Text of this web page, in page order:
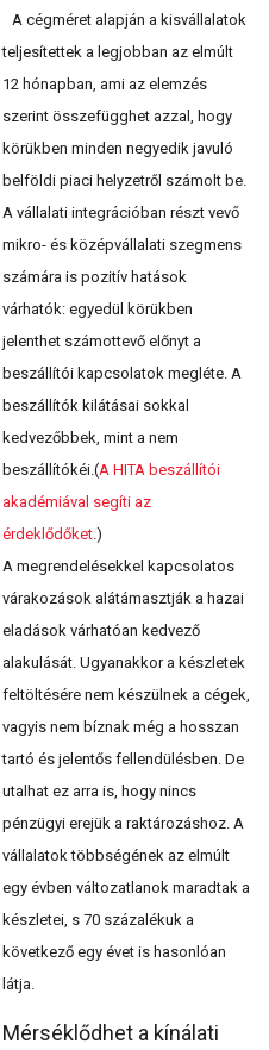
A cégméret alapján a kisvállalatok
teljesítettek a legjobban az elmúlt
12 hónapban, ami az elemzés
szerint összefügghet azzal, hogy
körükben minden negyedik javuló
belföldi piaci helyzetről számolt be.
A vállalati integrációban részt vevő
mikro- és középvállalati szegmens
számára is pozitív hatások
várhatók: egyedül körükben
jelenthet számottevő előnyt a
beszállítói kapcsolatok megléte. A
beszállítók kilátásai sokkal
kedvezőbbek, mint a nem
beszállítókéi.(A HITA beszállítói
akadémiával segíti az
érdeklődőket .)
A megrendelésekkel kapcsolatos
várakozások alátámasztják a hazai
eladások várhatóan kedvező
alakulását. Ugyanakkor a készletek
feltöltésére nem készülnek a cégek,
vagyis nem bíznak még a hosszan
tartó és jelentős fellendülésben. De
utalhat ez arra is, hogy nincs
pénzügyi erejük a raktározáshoz. A
vállalatok többségének az elmúlt
egy évben változatlanok maradtak a
készletei, s 70 százalékuk a
következő egy évet is hasonlóan
látja.
Mérséklődhet a kínálati